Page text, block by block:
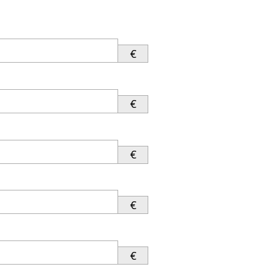
€
€
€
€
€